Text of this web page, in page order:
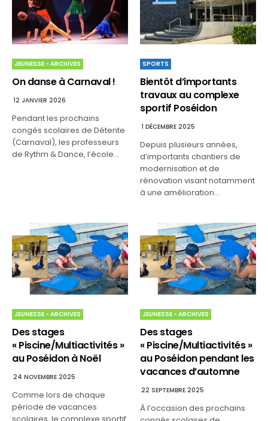
JEUNESSE - ARCHIVES
On danse à Carnaval !
12 JANVIER 2026
Pendant les prochains
congés scolaires de Détente
(Carnaval), les professeurs
de Rythm & Dance, l’école…
SPORTS
Bientôt d’importants
travaux au complexe
sportif Poséidon
1 DÉCEMBRE 2025
Depuis plusieurs années,
d’importants chantiers de
modernisation et de
rénovation visant notamment
à une amélioration…
JEUNESSE - ARCHIVES
Des stages
« Piscine/Multiactivités »
au Poséidon à Noël
24 NOVEMBRE 2025
Comme lors de chaque
période de vacances
JEUNESSE - ARCHIVES
Des stages
« Piscine/Multiactivités »
au Poséidon pendant les
vacances d’automne
22 SEPTEMBRE 2025
À l’occasion des prochains